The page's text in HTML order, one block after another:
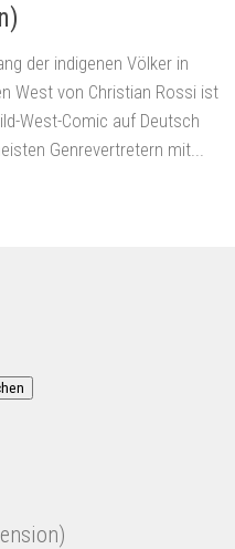
der indigenen Völker in
West von Christian Rossi ist
West-Comic auf Deutsch
Genrevertretern mit...